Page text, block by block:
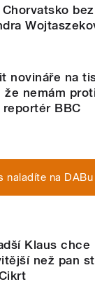
novináře na
že nemám
BBC
naladíte na DABu
Klaus chce
než pan